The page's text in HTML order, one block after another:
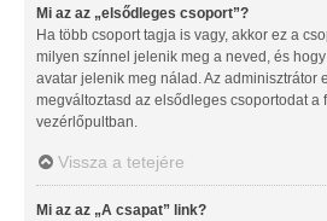
Mi az az „elsődleges csoport”?
Ha több csoport tagja is vagy, akkor ez a
milyen színnel jelenik meg a neved, és
avatar jelenik meg nálad. Az adminisztrátor
megváltoztasd az elsődleges csoportodat a
vezérlőpultban.
Vissza a tetejére
Mi az az „A csapat” link?